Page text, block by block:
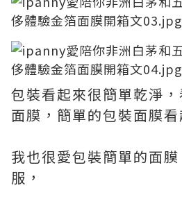
包裝看起來很簡單乾淨
面膜，簡單的包裝面膜看
我也很愛包裝簡單的面
服，